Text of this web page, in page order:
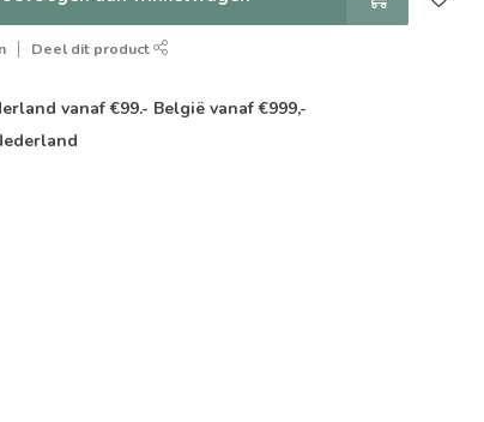
Deel dit product
vanaf €99.- België vanaf €999,-